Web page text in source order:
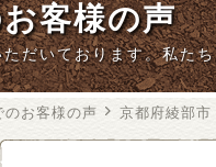
客様の声
だいております。私た
のお客様の声 京都府綾部